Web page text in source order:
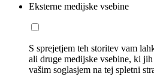
Eksterne medijske vsebine
S sprejetjem teh storitev vam
ali druge medijske vsebine, ki
vašim soglasjem na tej spletni